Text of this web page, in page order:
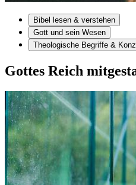
Bibel lesen & verstehen
Gott und sein Wesen
Theologische Begriffe &
Gottes Reich